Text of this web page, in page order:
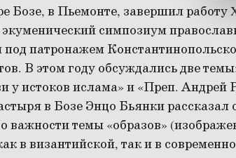
Бозе, в Пьемонте, завершил
симпозиум
под патронажем
В этом году обсуждались две
у истоков ислама» и «Преп. Андрей
в Бозе Энцо Бьянки
о важности темы «образов»
в византийской, так и в